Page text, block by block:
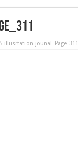
illusrtation-jounal_Page_311